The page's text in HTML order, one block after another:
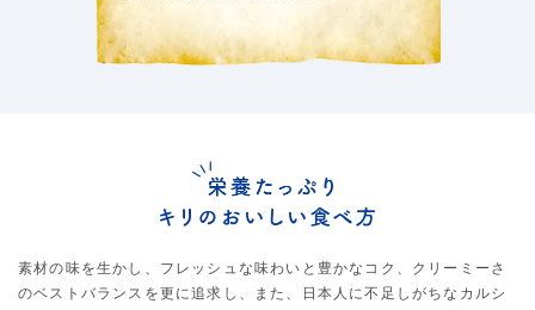
素材の味を生かし、フレッシュな味わいと豊かなコク、クリーミーさ
のベストバランスを更に追求し、
また、日本人に不足しがちなカルシ